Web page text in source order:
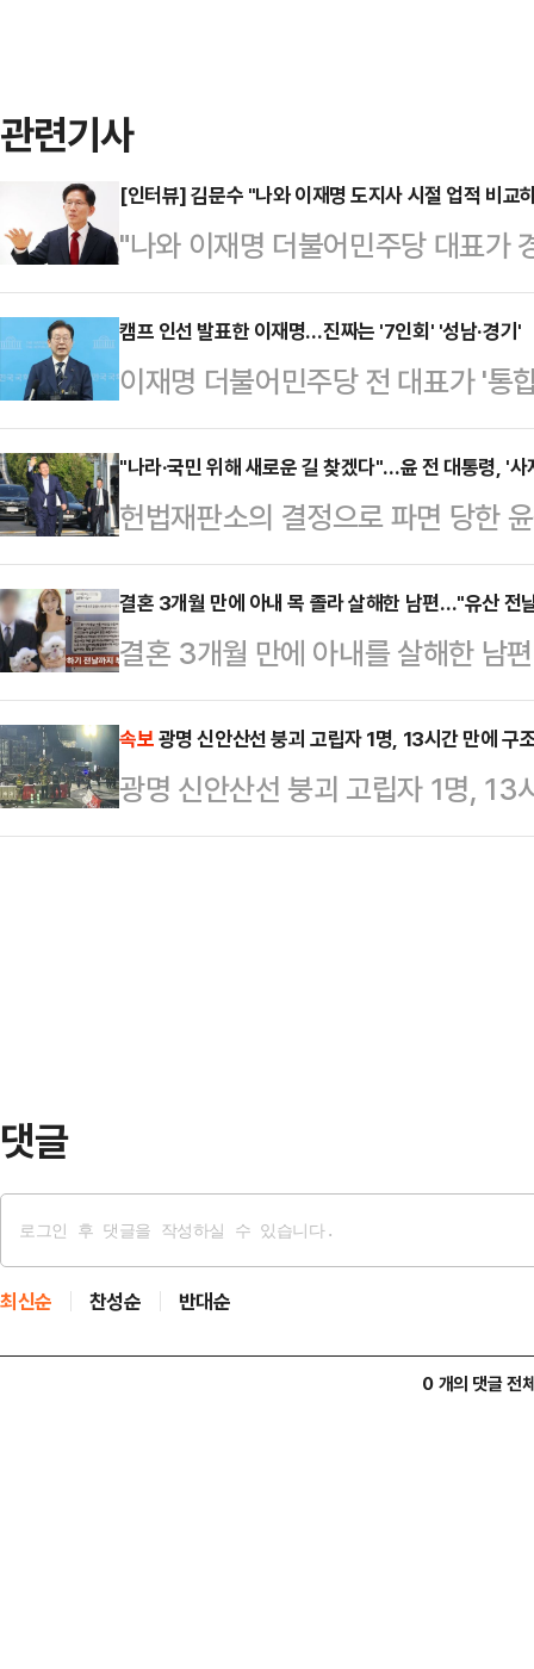
관련기사
[인터뷰] 김문수 "나와 이재명 도지사 시절 업적 비교
"나와 이재명 더불어민주당 대표가
(제 경쟁력이) 분명하게 보일 겁니
내려놓고 대선 출사표를 던졌다. 여
확장성에 한계가 있다'는 의구심이
탄핵에 대한 반대 입장 고수 등으로
다. 대중은 김 전 장관이 대선 본선
수 있을지 주의깊게 들여다보고 있
시절 이뤄낸…
캠프 인선 발표한 이재명…진짜는 '7인회' '성남·경기'
이재명 더불어민주당 전 대표가 '통
윤호중(5선)·강훈식(3선) 등 비교
중도적인 이미지를 강조했다. 그러
로, 본선이 시작되면 이 전 대표를
이 나온다.이재명 전 대표는 11일
발표'를 했다. 캠프 좌장인 선거대
3선 강훈식 의원이 맡는다. 모두
"나라·국민 위해 새로운 길 찾겠다"…윤 전 대통령, '사
헌법재판소의 결정으로 파면 당한
초동 사저로 돌아갔다. 2022년 11
이다.윤석열 전 대통령은 11일 오
호인단을 통해 "이제 나는 대한민
을 위한 새로운 길을 찾겠다"며 "국
영의 대한민국을 위해 미력하나마
러분께 깊이 감사드린다"는 메시지
대통령…
결혼 3개월 만에 아내 목 졸라 살해한 남편…"유산 전
결혼 3개월 만에 아내를 살해한 남
성관계를 거부하면 난폭 운전을 하
려졌다.11일 JTBC '사건반장'에
인 지난달 13일 서울 강서구 소재
했다.혜영씨 어머니는 "(서씨) 첫인
속보광명 신안산선 붕괴 고립자 1명, 13시간 만에 구
광명 신안산선 붕괴 고립자 1명, 13
댓글
최신순 찬성순 반대순
0 개의 댓글 전